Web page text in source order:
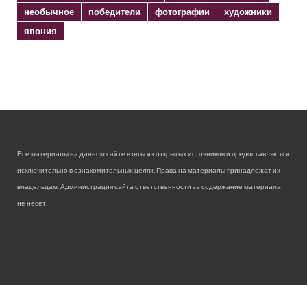
необычное
победители фотографии
художники
япония
Все материалы на данном сайте взяты из открытых источников и предоставляются
исключительно в ознакомительных целях. Права на материалы принадлежат их
владельцам. Администрация сайта ответственности за содержание материала
не несет.